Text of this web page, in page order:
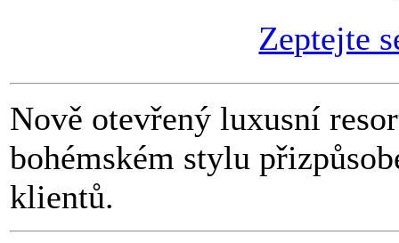
Zeptejte
Nově otevřený luxusní
bohémském stylu
klientů.